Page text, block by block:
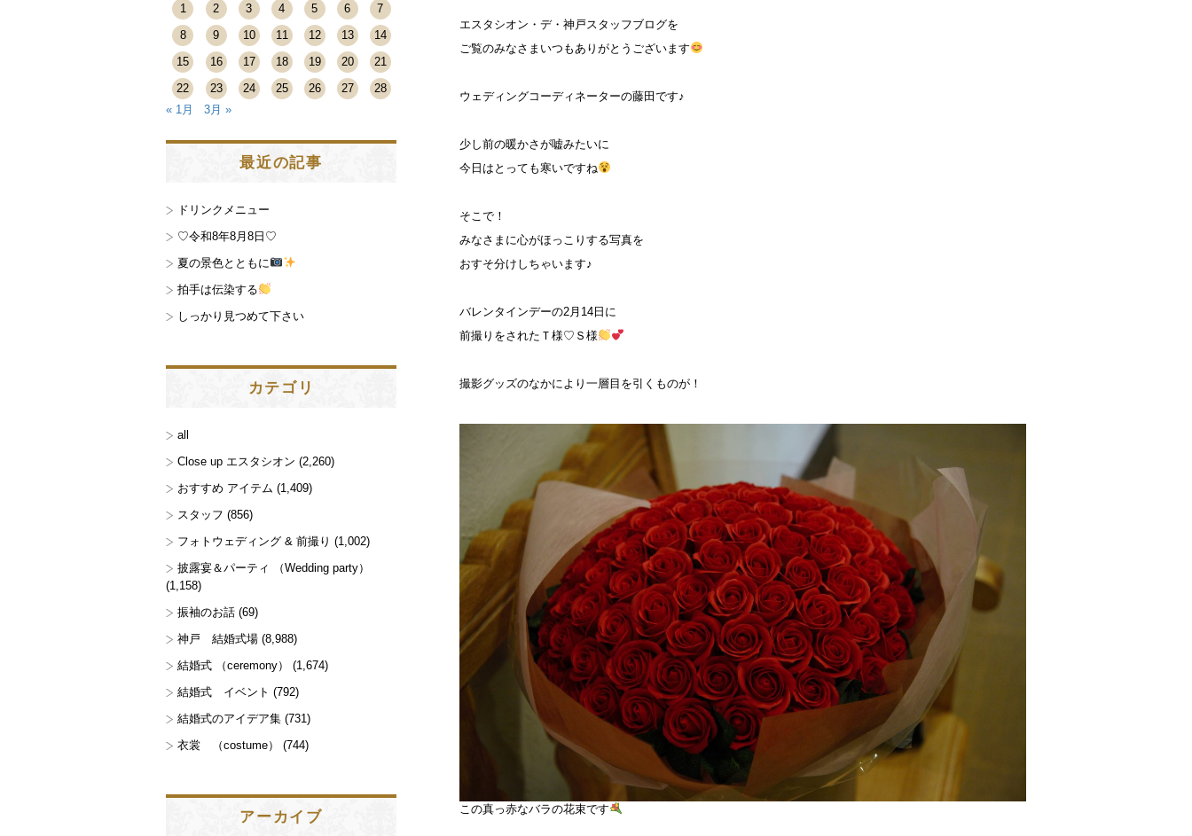
エスタシオン・デ・神戸スタッフブログを
ご覧のみなさまいつもありがとうございます
ウェディングコーディネーターの藤田です♪
少し前の暖かさが嘘みたいに
今日はとっても寒いですね
そこで！
みなさまに心がほっこりする写真を
おすそ分けしちゃいます♪
バレンタインデーの2月14日に
前撮りをされたＴ様♡Ｓ様
撮影グッズのなかにより一層目を引くものが！
この真っ赤なバラの花束です
1 2 3 4 5 6
7
8
9 10 11 12 13
14
15
16 17 18 19 20
21
22
23 24 25 26 27
28
« 1月
3月 »
最近の記事
ドリンクメニュー
♡令和8年8月8日♡
夏の景色とともに
拍手は伝染する
しっかり見つめて下さい
カテゴリ
all
Close up エスタシオン (2,260)
おすすめ アイテム (1,409)
スタッフ (856)
フォトウェディング & 前撮り (1,002)
披露宴＆パーティ （Wedding party）
(1,158)
振袖のお話 (69)
神戸 結婚式場 (8,988)
結婚式 （ceremony）
(1,674)
結婚式 イベント (792)
結婚式のアイデア集 (731)
衣裳 （costume）
(744)
アーカイブ